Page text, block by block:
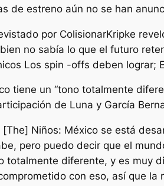
de estreno aún no se han
por ColisionarKripke
no sabía lo que el futuro
Los spin -offs deben lograr;
tiene un “tono totalmente
de Luna y García
[The] Niños: México se está
pero puedo decir que el
totalmente diferente, y es muy
con eso, así que